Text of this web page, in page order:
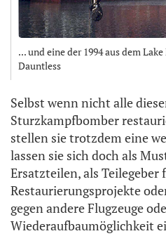
... und eine der 1994 aus dem
Dauntless
Selbst wenn nicht alle
Sturzkampfbomber
stellen sie trotzdem eine
lassen sie sich doch als
Ersatzteilen, als Teilegeber
Restaurierungsprojekte
gegen andere Flugzeuge
Wiederaufbaumöglichkeit